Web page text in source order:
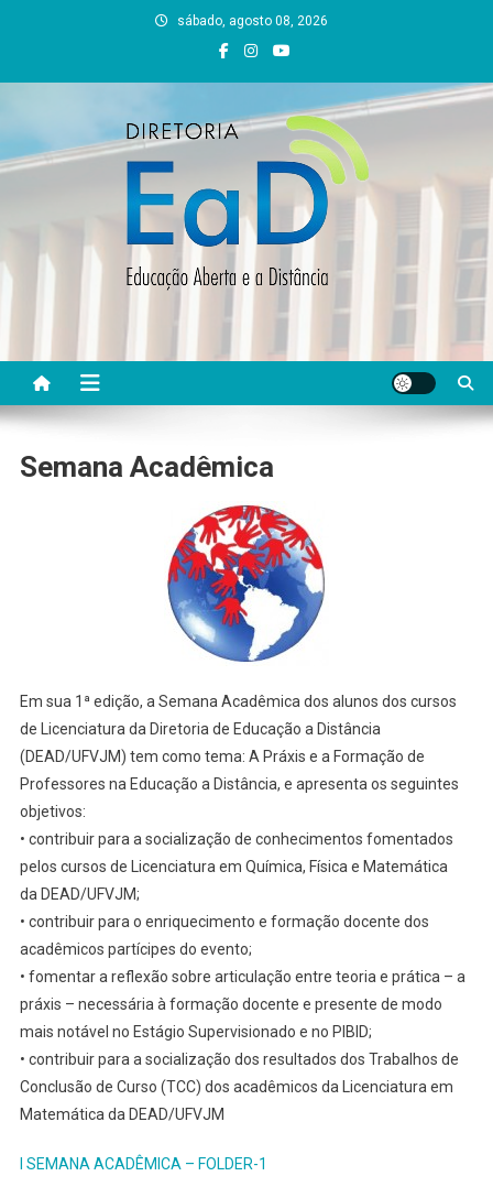
sábado, agosto 08, 2026
DEAD UFVJM
Semana Acadêmica
Em sua 1ª edição, a Semana Acadêmica dos alunos dos cursos
de Licenciatura da Diretoria de Educação a Distância
(DEAD/UFVJM) tem como tema: A Práxis e a Formação de
Professores na Educação a Distância, e apresenta os seguintes
objetivos:
• contribuir para a socialização de conhecimentos fomentados
pelos cursos de Licenciatura em Química, Física e Matemática
da DEAD/UFVJM;
• contribuir para o enriquecimento e formação docente dos
acadêmicos partícipes do evento;
• fomentar a reflexão sobre articulação entre teoria e prática – a
práxis – necessária à formação docente e presente de modo
mais notável no Estágio Supervisionado e no PIBID;
• contribuir para a socialização dos resultados dos Trabalhos de
Conclusão de Curso (TCC) dos acadêmicos da Licenciatura em
Matemática da DEAD/UFVJM
I SEMANA ACADÊMICA – FOLDER-1